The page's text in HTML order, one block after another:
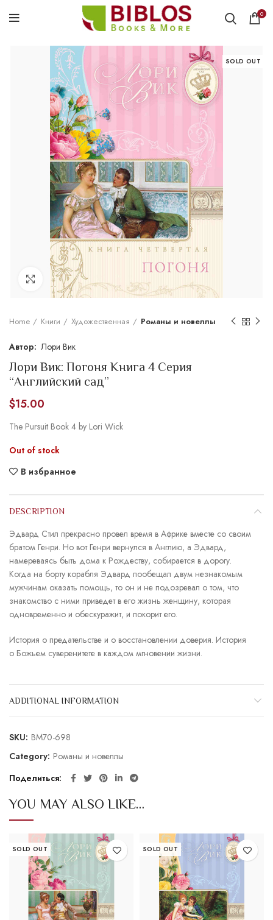
0
SOLD OUT
Увеличить
Home Книги Художественная Романы и новеллы
Лори Вик
Лори Вик: Погоня Книга 4 Серия
“Английский сад”
$15.00
The Pursuit Book 4 by Lori Wick
Out of stock
В избранное
DESCRIPTION
Эдвард Стил прекрасно провел время в Африке вместе со своим
братом Генри. Но вот Генри вернулся в Англию, а Эдвард,
намереваясь быть дома к Рождеству, собирается в дорогу.
Когда на борту корабля Эдвард пообещал двум незнакомым
мужчинам оказать помощь, то он и не подозревал о том, что
знакомство с ними приведет в его жизнь женщину, которая
одновременно и обескуражит, и покорит его.
История о предательстве и о восстановлении доверия. История
о Божьем суверенитете в каждом мгновении жизни.
ADDITIONAL INFORMATION
SKU: BM70-698
Category: Романы и новеллы
Поделиться
YOU MAY ALSO LIKE…
SOLD OUT SOLD OUT